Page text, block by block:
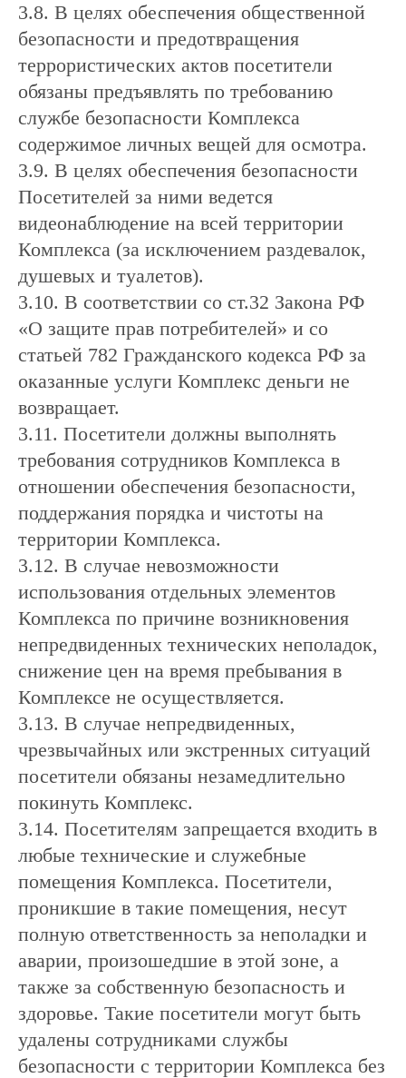
3.8. В целях обеспечения общественной
безопасности и предотвращения
террористических актов посетители
обязаны предъявлять по требованию
службе безопасности Комплекса
содержимое личных вещей для осмотра.
3.9. В целях обеспечения безопасности
Посетителей за ними ведется
видеонаблюдение на всей территории
Комплекса (за исключением раздевалок,
душевых и туалетов).
3.10. В соответствии со ст.32 Закона РФ
«О защите прав потребителей» и со
статьей 782 Гражданского кодекса РФ за
оказанные услуги Комплекс деньги не
возвращает.
3.11. Посетители должны выполнять
требования сотрудников Комплекса в
отношении обеспечения безопасности,
поддержания порядка и чистоты на
территории Комплекса.
3.12. В случае невозможности
использования отдельных элементов
Комплекса по причине возникновения
непредвиденных технических неполадок,
снижение цен на время пребывания в
Комплексе не осуществляется.
3.13. В случае непредвиденных,
чрезвычайных или экстренных ситуаций
посетители обязаны незамедлительно
покинуть Комплекс.
3.14. Посетителям запрещается входить в
любые технические и служебные
помещения Комплекса. Посетители,
проникшие в такие помещения, несут
полную ответственность за неполадки и
аварии, произошедшие в этой зоне, а
также за собственную безопасность и
здоровье. Такие посетители могут быть
удалены сотрудниками службы
безопасности с территории Комплекса без